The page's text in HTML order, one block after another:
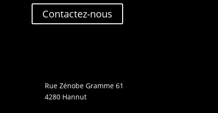
Contactez-nous
Rue Zénobe Gramme 61
4280 Hannut